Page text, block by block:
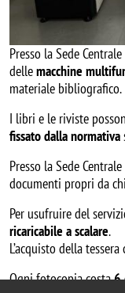
Presso la Sede
dellemacchine
materiale bibliografico.
I libri e le riviste
fissato dalla normativa
Presso la Sede
documenti propri da
Per usufruire del
ricaricabile a scalare.
L’acquisto della
Ogni fotocopia costa6